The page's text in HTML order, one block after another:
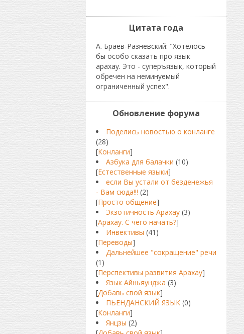
Цитата года
А. Браев-Разневский: "Хотелось
бы особо сказать про язык
арахау. Это - суперъязык, который
обречен на неминуемый
ограниченный успех".
Обновление форума
Поделись новостью о конланге
(28)
[Конланги]
Азбука для балачки (10)
[Естественные языки]
если Вы устали от безденежья
- Вам сюда!!! (2)
[Просто общение]
Экзотичность Арахау (3)
[Арахау. С чего начать?]
Инвективы (41)
[Переводы]
Дальнейшее "сокращение" речи
(1)
[Перспективы развития Арахау]
Язык Айньяунджа (3)
[Добавь свой язык]
ПЬЕНДАНСКИЙ ЯЗЫК (0)
[Конланги]
Янцзы (2)